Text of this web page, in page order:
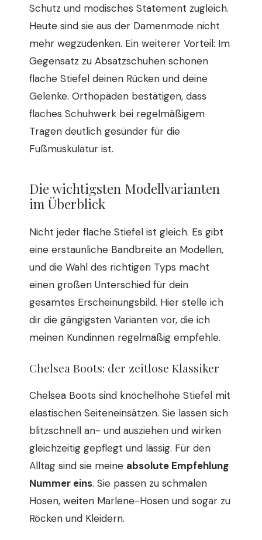
Schutz und modisches Statement zugleich.
Heute sind sie aus der Damenmode nicht
mehr wegzudenken. Ein weiterer Vorteil: Im
Gegensatz zu Absatzschuhen schonen
flache Stiefel deinen Rücken und deine
Gelenke. Orthopäden bestätigen, dass
flaches Schuhwerk bei regelmäßigem
Tragen deutlich gesünder für die
Fußmuskulatur ist.
Die wichtigsten Modellvarianten
im Überblick
Nicht jeder flache Stiefel ist gleich. Es gibt
eine erstaunliche Bandbreite an Modellen,
und die Wahl des richtigen Typs macht
einen großen Unterschied für dein
gesamtes Erscheinungsbild. Hier stelle ich
dir die gängigsten Varianten vor, die ich
meinen Kundinnen regelmäßig empfehle.
Chelsea Boots: der zeitlose Klassiker
Chelsea Boots sind knöchelhohe Stiefel mit
elastischen Seiteneinsätzen. Sie lassen sich
blitzschnell an- und ausziehen und wirken
gleichzeitig gepflegt und lässig. Für den
Alltag sind sie meine absolute Empfehlung
Nummer eins. Sie passen zu schmalen
Hosen, weiten Marlene-Hosen und sogar zu
Röcken und Kleidern.